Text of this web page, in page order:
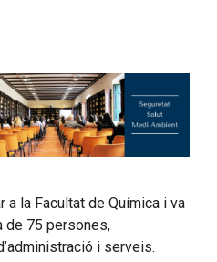
a la Facultat de Química i va
de 75 persones,
i serveis.